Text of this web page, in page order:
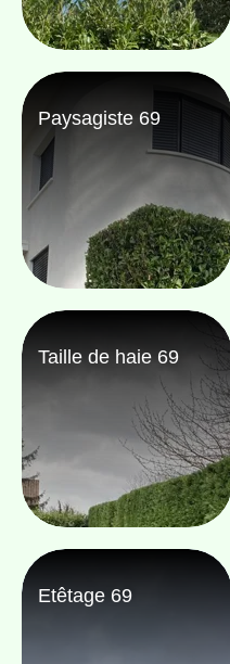
Paysagiste 69
Taille de haie 69
Etêtage 69